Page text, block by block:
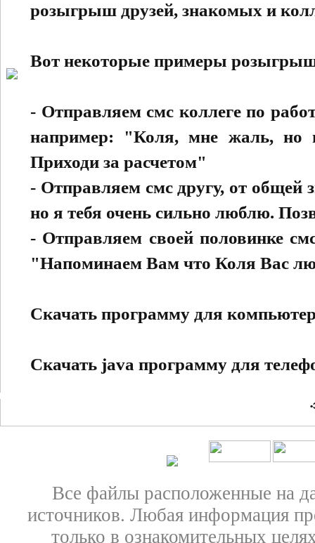
розыгрыш друзей, знакомых и
Вот некоторые примеры
- Отправляем смс коллеге по
например: "Коля, мне жаль, но
Приходи за расчетом"
- Отправляем смс другу, от
но я тебя очень сильно люблю.
- Отправляем своей половинке
"Напоминаем Вам что Коля Вас
Скачать программу для
Скачать java программу для
Все файлы расположенные на
источников. Любая информация
только в ознакомительных